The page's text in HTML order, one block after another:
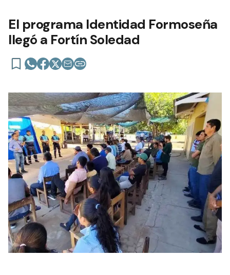
El programa Identidad Formoseña
llegó a Fortín Soledad